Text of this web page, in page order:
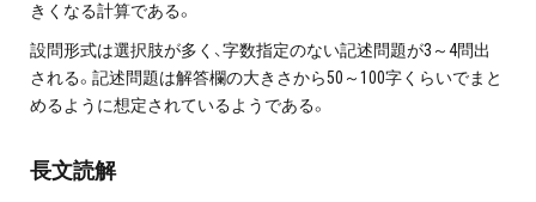
採用情報
プライバシーポリシー
きくなる計算である。
設問形式は選択肢が多く、字数指定のない記述問題が3～4問出
される。記述問題は解答欄の大きさから50～100字くらいでまと
めるように想定されているようである。
長文読解